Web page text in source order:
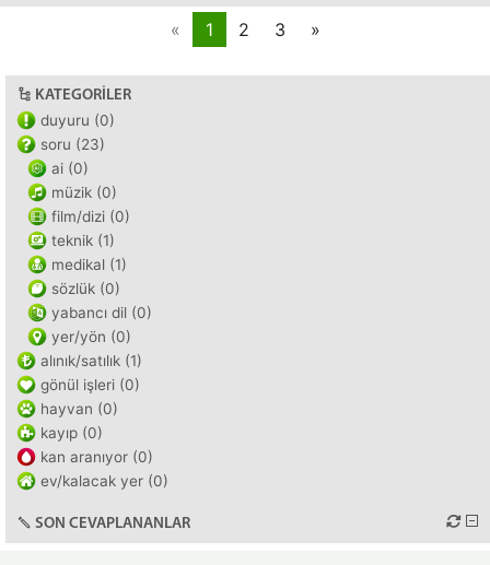
« 1 2 3 »
KATEGORILER
duyuru (0)
soru (23)
ai (0)
müzik (0)
film/dizi (0)
teknik (1)
medikal (1)
sözlük (0)
yabancı dil (0)
yer/yön (0)
alınık/satılık (1)
gönül işleri (0)
hayvan (0)
kayıp (0)
kan aranıyor (0)
ev/kalacak yer (0)
SON CEVAPLANANLAR